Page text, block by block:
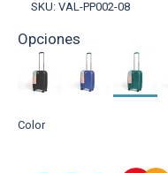
SKU: VAL-PP002-08
Opciones
Color